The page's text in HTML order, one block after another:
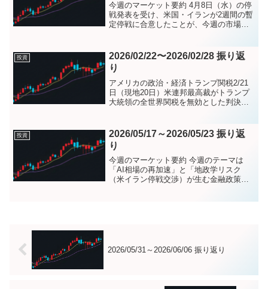
今週のマーケット要約 4月8日（水）の停
戦発表を受け、米国・イランが2週間の暫
定停戦に合意したことが、今週の市場を
94.41ドルで引けた。 ダウは1,325...
投資
2026/02/22〜2026/02/28 振り返
り
アメリカの政治・経済トランプ関税2/21
日（現地20日）米連邦最高裁がトランプ
大統領の全世界関税を無効とした判決を
済権限法（IEEPA）に基づく「相互関
税」などの...
投資
2026/05/17～2026/05/23 振り返
り
今週のマーケット要約 今週のテーマは
「AI相場の再加速」と「地政学リスク
（米イラン停戦交渉）が生む金融政策不
2026/05/31～2026/06/06 振り返り